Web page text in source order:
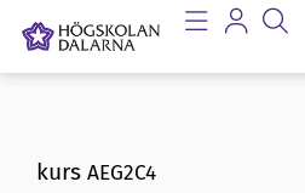
kurs AEG2C4